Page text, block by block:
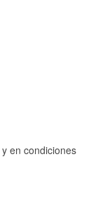
en condiciones